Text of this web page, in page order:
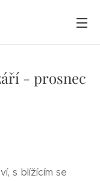
- prosnec
s blížícím se